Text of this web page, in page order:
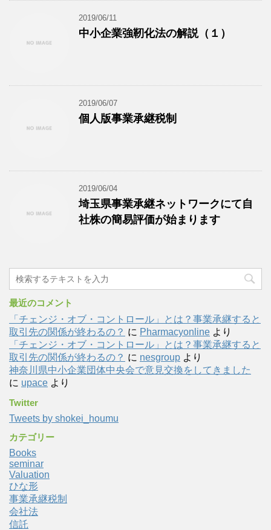
2019/06/11
中小企業強靭化法の解説（１）
2019/06/07
個人版事業承継税制
2019/06/04
埼玉県事業承継ネットワークにて自
社株の簡易評価が始まります
最近のコメント
「チェンジ・オブ・コントロール」とは？事業承継すると
取引先の関係が終わるの？ に Pharmacyonline より
「チェンジ・オブ・コントロール」とは？事業承継すると
取引先の関係が終わるの？ に nesgroup より
神奈川県中小企業団体中央会で意見交換をしてきました
に upace より
Twitter
Tweets by shokei_houmu
カテゴリー
Books
seminar
Valuation
ひな形
事業承継税制
会社法
信託